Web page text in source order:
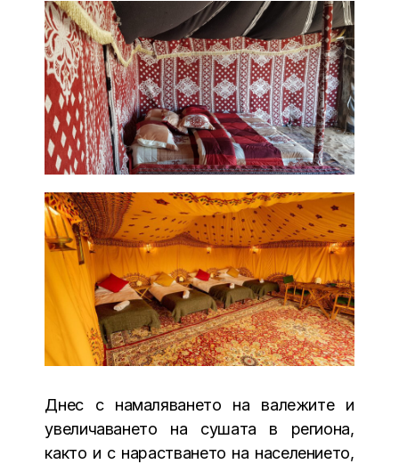
Днес с намаляването на валежите и
увеличаването на сушата в региона,
както и с нарастването на населението,